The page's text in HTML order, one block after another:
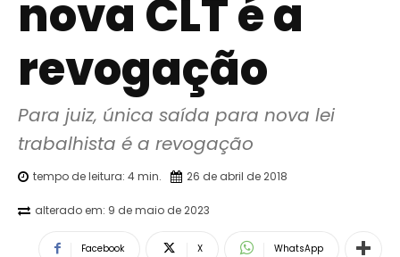
nova CLT é a
revogação
Para juiz, única saída para nova lei
trabalhista é a revogação
tempo de leitura: 4min. 26 de abril de 2018
alterado em: 9 de maio de 2023
Facebook X WhatsApp